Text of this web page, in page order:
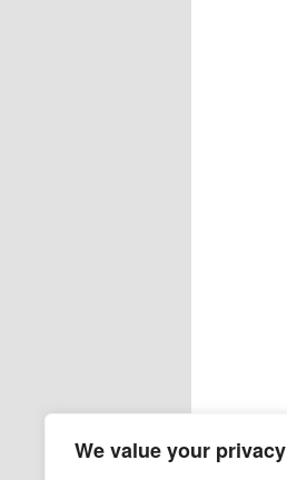
We value your privacy